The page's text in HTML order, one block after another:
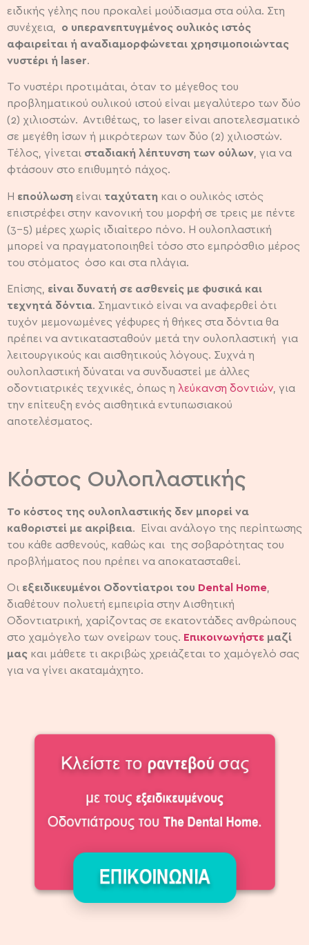
ειδικής γέλης που προκαλεί μούδιασμα στα ούλα. Στη
συνέχεια, ο υπερανεπτυγμένος ουλικός ιστός
αφαιρείται ή αναδιαμορφώνεται χρησιμοποιώντας
νυστέρι ή laser.
Το νυστέρι προτιμάται, όταν το μέγεθος του
προβληματικού ουλικού ιστού είναι μεγαλύτερο των δύο
(2) χιλιοστών. Αντιθέτως, το laser είναι αποτελεσματικό
σε μεγέθη ίσων ή μικρότερων των δύο (2) χιλιοστών.
Τέλος, γίνεται σταδιακή λέπτυνση των ούλων, για να
φτάσουν στο επιθυμητό πάχος.
Η επούλωση είναι ταχύτατη και ο ουλικός ιστός
επιστρέφει στην κανονική του μορφή σε τρεις με πέντε
(3-5) μέρες χωρίς ιδιαίτερο πόνο. Η ουλοπλαστική
μπορεί να πραγματοποιηθεί τόσο στο εμπρόσθιο μέρος
του στόματος όσο και στα πλάγια.
Επίσης, είναι δυνατή σε ασθενείς με φυσικά και
τεχνητά δόντια. Σημαντικό είναι να αναφερθεί ότι
τυχόν μεμονωμένες γέφυρες ή θήκες στα δόντια θα
πρέπει να αντικατασταθούν μετά την ουλοπλαστική για
λειτουργικούς και αισθητικούς λόγους. Συχνά η
ουλοπλαστική δύναται να συνδυαστεί με άλλες
οδοντιατρικές τεχνικές, όπως η λεύκανση δοντιών, για
την επίτευξη ενός αισθητικά εντυπωσιακού
αποτελέσματος.
Κόστος Ουλοπλαστικής
Το κόστος της ουλοπλαστικής δεν μπορεί να
καθοριστεί με ακρίβεια. Είναι ανάλογο της περίπτωσης
του κάθε ασθενούς, καθώς και της σοβαρότητας του
προβλήματος που πρέπει να αποκατασταθεί.
Οι εξειδικευμένοι Οδοντίατροι του Dental Home
διαθέτουν πολυετή εμπειρία στην Αισθητική
Οδοντιατρική, χαρίζοντας σε εκατοντάδες ανθρώπους
στο χαμόγελο των ονείρων τους. Επικοινωνήστε μαζί
μας και μάθετε τι ακριβώς χρειάζεται το χαμόγελό σας
για να γίνει ακαταμάχητο.